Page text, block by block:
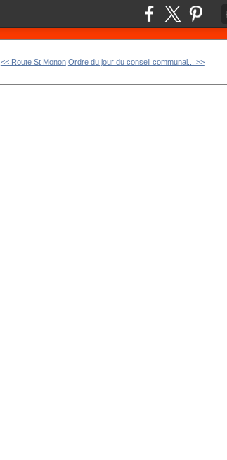
<< Route St Monon Ordre du jour du conseil communal... >>